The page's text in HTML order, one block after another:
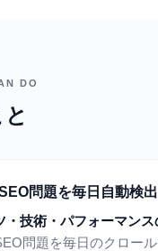
DO
問題を毎日自動検出
・技術・パフォーマンス
問題を毎日のクロー